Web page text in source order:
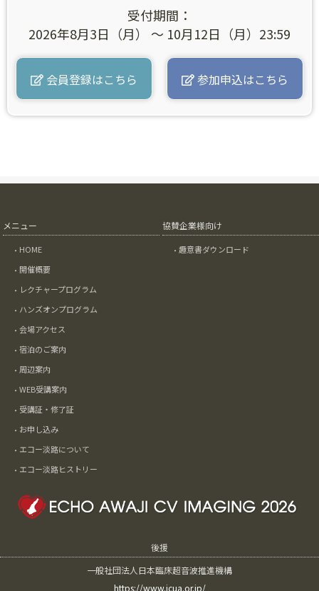
受付期間：
2026年8月3日（月） ～ 10月12日（月）23:59
会員登録はこちら 参加申込はこちら
メニュー
HOME
開催概要
レクチャープログラム
ハンズオンプログラム
会場アクセス
宿泊のご案内
周辺案内
WEB受講案内
受講証・修了証
お申し込み
エコー淡路について
エコー淡路ヒストリー
協賛企業様向け
趣意書ダウンロード
後援
一般社団法人日本臨床超音波推進機構
https://www.jcua.or.jp/